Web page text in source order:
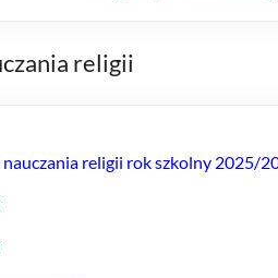
religii
religii rok szkolny 2025/